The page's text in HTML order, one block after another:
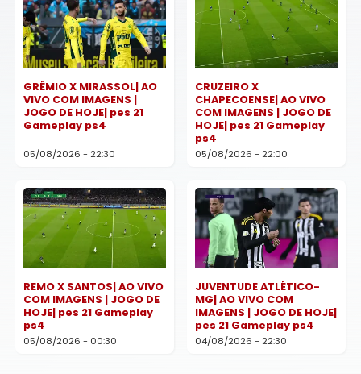
GRÊMIO X MIRASSOL| AO
VIVO COM IMAGENS |
JOGO DE HOJE| pes 21
Gameplay ps4
05/08/2026 - 22:30
CRUZEIRO X
CHAPECOENSE| AO VIVO
COM IMAGENS | JOGO DE
HOJE| pes 21 Gameplay
ps4
05/08/2026 - 22:00
REMO X SANTOS| AO VIVO
COM IMAGENS | JOGO DE
HOJE| pes 21 Gameplay
ps4
05/08/2026 - 00:30
JUVENTUDE ATLÉTICO-
MG| AO VIVO COM
IMAGENS | JOGO DE HOJE|
pes 21 Gameplay ps4
04/08/2026 - 22:30